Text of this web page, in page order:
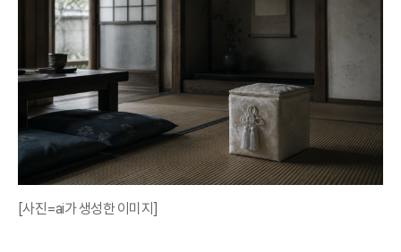
[사진=ai가 생성한 이미지]